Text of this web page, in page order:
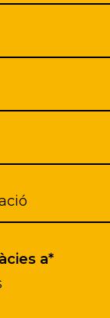
a*
de
la